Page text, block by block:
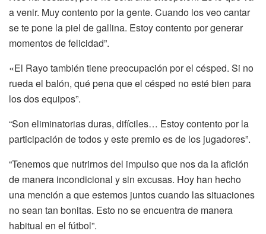
a venir. Muy contento por la gente. Cuando los veo cantar
se te pone la piel de gallina. Estoy contento por generar
momentos de felicidad”.
«El Rayo también tiene preocupación por el césped. Si no
rueda el balón, qué pena que el césped no esté bien para
los dos equipos”.
“Son eliminatorias duras, difíciles… Estoy contento por la
participación de todos y este premio es de los jugadores”.
“Tenemos que nutrirnos del impulso que nos da la afición
de manera incondicional y sin excusas. Hoy han hecho
una mención a que estemos juntos cuando las situaciones
no sean tan bonitas. Esto no se encuentra de manera
habitual en el fútbol”.